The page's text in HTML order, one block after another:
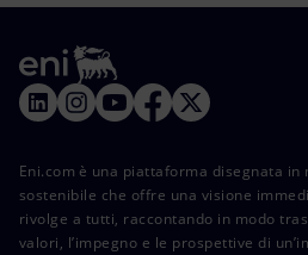
Eni.com è una piattaforma disegnata in
sostenibile che offre una visione
rivolge a tutti, raccontando in modo
valori, l’impegno e le prospettive di